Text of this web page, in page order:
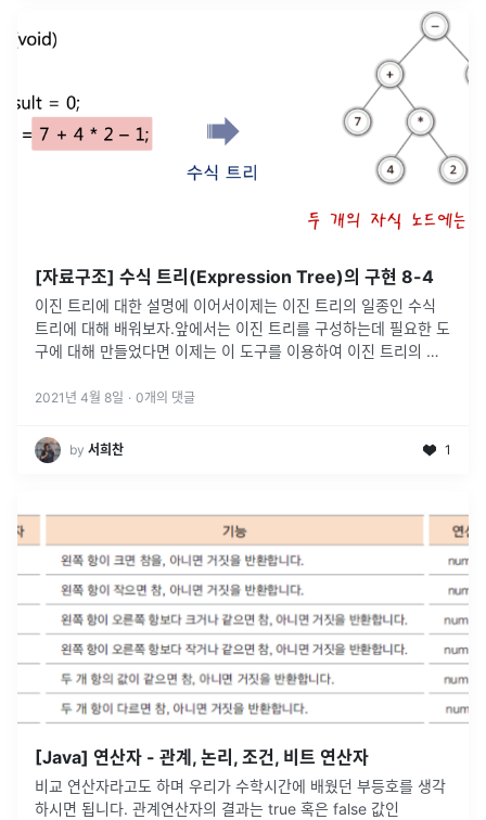
[자료구조] 수식 트리(Expression Tree)의 구현 8-4
이진 트리에 대한 설명에 이어서이제는 이진 트리의 일종인 수식
트리에 대해 배워보자.앞에서는 이진 트리를 구성하는데 필요한 도
구에 대해 만들었다면 이제는 이 도구를 이용하여 이진 트리의 일
식을 컴퓨터가 알...
2021년 4월 8일 · 0개의 댓글
by 서희찬 1
[Java] 연산자 - 관계, 논리, 조건, 비트 연산자
비교 연산자라고도 하며 우리가 수학시간에 배웠던 부등호를 생각
하시면 됩니다. 관계연산자의 결과는 true 혹은 false 값인